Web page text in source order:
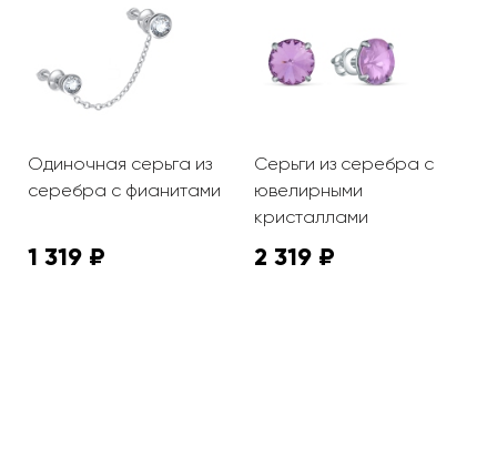
Одиночная серьга из
серебра с фианитами
1 319 ₽
Серьги из серебра с
ювелирными
кристаллами
2 319 ₽